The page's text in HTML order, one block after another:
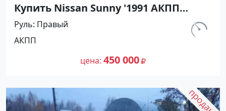
Купить Nissan Sunny '1991 АКПП
(1400/75 л.с.) Бензин инжектор
Мостовской цвет Черный Седан по
цене 450000 рублей, объявление
№27489 на сайте Авторынок23
км.
Руль Правый
АКПП
цена 450 000